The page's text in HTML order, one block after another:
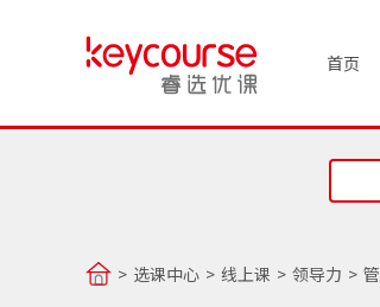
首页
选课中心 线上课 领导力